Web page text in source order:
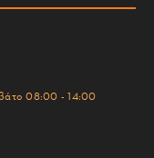
08:00 - 14:00